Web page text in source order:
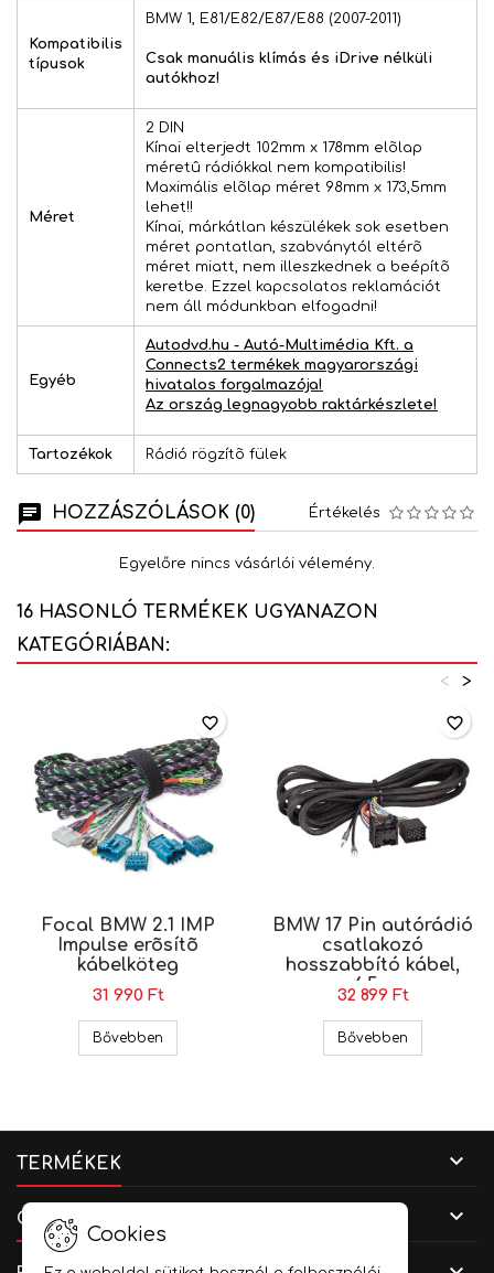
Kompatibilis
típusok
BMW 1, E81/E82/E87/E88 (2007-2011)
Csak manuális klímás és iDrive nélküli
autókhoz!
Méret
2 DIN
Kínai elterjedt 102mm x 178mm elõlap
méretû rádiókkal nem kompatibilis!
Maximális elõlap méret 98mm x 173,5mm
lehet!!
Kínai, márkátlan készülékek sok esetben
méret pontatlan, szabványtól eltérõ
méret miatt, nem illeszkednek a beépítõ
keretbe. Ezzel kapcsolatos reklamációt
nem áll módunkban elfogadni!
Egyéb
Autodvd.hu - Autó-Multimédia Kft. a
Connects2 termékek magyarországi
hivatalos forgalmazója!
Az ország legnagyobb raktárkészlete!
Tartozékok Rádió rögzítõ fülek
HOZZÁSZÓLÁSOK (0) Értékelés
Egyelőre nincs vásárlói vélemény.
16 HASONLÓ TERMÉKEK UGYANAZON
KATEGÓRIÁBAN:
>
<
Focal BMW 2.1 IMP
Impulse erõsítõ
kábelköteg
31 990 Ft
Bővebben Focal BMW 2.1 IMP Impulse erõsítõ kábelköteg
favorite_border
BMW 17 Pin autórádió
csatlakozó
hosszabbító kábel,
6,5m
32 899 Ft
Bővebben
favorite_border
TERMÉKEK 
CÉGADATOK 
Cookies